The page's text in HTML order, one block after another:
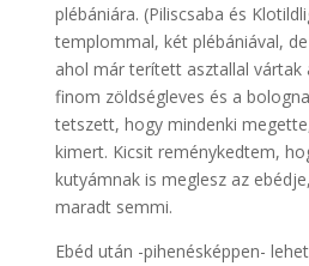
plébániára. (Piliscsaba és
templommal, két plébániával,
ahol már terített asztallal vártak
finom zöldségleves és a
tetszett, hogy mindenki
kimert. Kicsit reménykedtem,
kutyámnak is meglesz az
maradt semmi.
Ebéd után -pihenésképpen-